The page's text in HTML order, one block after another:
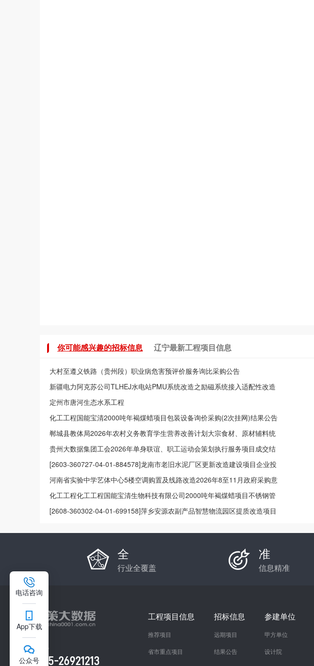
你可能感兴趣的招标信息 辽宁最新工程项目信息
大村至遵义铁路（贵州段）职业病危害预评价服务询比采购公告
新疆电力阿克苏公司TLHEJ水电站PMU系统改造之励磁系统接入适配性改造
服务询价采购结果公告
定州市唐河生态水系工程
化工工程国能宝清2000吨年褐煤蜡项目包装设备询价采购(2次挂网)结果公告
郸城县教体局2026年农村义务教育学生营养改善计划大宗食材、原材辅料统
一采购项目2026年8月政府采购意向
贵州大数据集团工会2026年单身联谊、职工运动会策划执行服务项目成交结
果公示中标结果公示
[2603-360727-04-01-884578]龙南市老旧水泥厂区更新改造建设项目企业投
资项目备案
河南省实验中学艺体中心5楼空调购置及线路改造2026年8至11月政府采购意
向
化工工程化工工程国能宝清生物科技有限公司2000吨年褐煤蜡项目不锈钢管
件询价采购（有附件）结果公告
[2608-360302-04-01-699158]萍乡安源农副产品智慧物流园区提质改造项目
全
行业全覆盖
准
信息精准
总部咨询热线
0755-26921213
工程项目信息
推荐项目
省市重点项目
招标信息
远期项目
结果公告
参建单位
甲方单位
设计院
电话咨询
App下载
公众号